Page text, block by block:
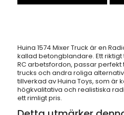
Huina 1574 Mixer Truck är en
kallad betongblandare. Ett
RC arbetsfordon, passar
trucks och andra roliga
tillverkad av Huina Toys, som är
högkvalitativa och realistiska
ett rimligt pris.